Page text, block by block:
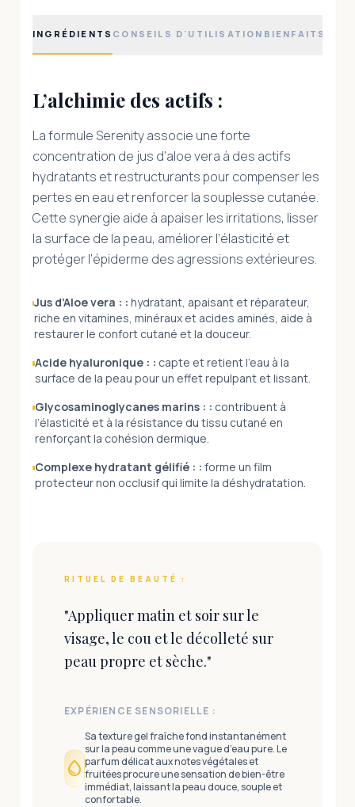
INGRÉDIENTS CONSEILS D'UTILISATION BIENFAITS
L’alchimie des actifs :
La formule Serenity associe une forte
concentration de jus d’aloe vera à des actifs
hydratants et restructurants pour compenser les
pertes en eau et renforcer la souplesse cutanée.
Cette synergie aide à apaiser les irritations, lisser
la surface de la peau, améliorer l’élasticité et
protéger l’épiderme des agressions extérieures.
Jus d’Aloe vera : : hydratant, apaisant et réparateur,
riche en vitamines, minéraux et acides aminés, aide à
restaurer le confort cutané et la douceur.
Acide hyaluronique : : capte et retient l’eau à la
surface de la peau pour un effet repulpant et lissant.
Glycosaminoglycanes marins : : contribuent à
l’élasticité et à la résistance du tissu cutané en
renforçant la cohésion dermique.
Complexe hydratant gélifié : : forme un film
protecteur non occlusif qui limite la déshydratation.
RITUEL DE BEAUTÉ :
"Appliquer matin et soir sur le
visage, le cou et le décolleté sur
peau propre et sèche."
EXPÉRIENCE SENSORIELLE :
water_drop
Sa texture gel fraîche fond instantanément
sur la peau comme une vague d’eau pure. Le
parfum délicat aux notes végétales et
fruitées procure une sensation de bien-être
immédiat, laissant la peau douce, souple et
confortable.